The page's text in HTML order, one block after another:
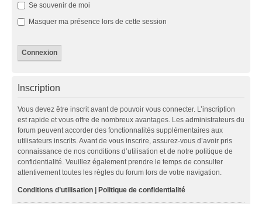
Se souvenir de moi
Masquer ma présence lors de cette session
Inscription
Vous devez être inscrit avant de pouvoir vous connecter. L’inscription
est rapide et vous offre de nombreux avantages. Les administrateurs du
forum peuvent accorder des fonctionnalités supplémentaires aux
utilisateurs inscrits. Avant de vous inscrire, assurez-vous d’avoir pris
connaissance de nos conditions d’utilisation et de notre politique de
confidentialité. Veuillez également prendre le temps de consulter
attentivement toutes les règles du forum lors de votre navigation.
Conditions d’utilisation | Politique de confidentialité